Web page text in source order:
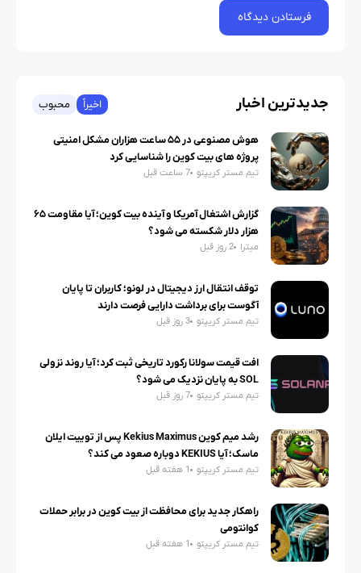
جدیدترین اخبار اخیراً محبوب
هوش مصنوعی در ۵۵ ساعت هزاران مشکل امنیتی
پروژه های بیت کوین را شناسایی کرد
تیم مستر کریپتو 7 ساعت قبل
گزارش اشتغال آمریکا و آینده بیت کوین؛ آیا مقاومت ۶۵
هزار دلار شکسته می شود؟
میترا 2 روز قبل
توقف انتقال ارز دیجیتال در لونو؛ کاربران تا پایان
آگوست برای برداشت دارایی فرصت دارند
تیم مستر کریپتو 3 روز قبل
افت قیمت سولانا رکورد تاریخی ثبت کرد؛ آیا روند نزولی
SOL به پایان نزدیک می شود؟
تیم مستر کریپتو 7 روز قبل
رشد میم کوین Kekius Maximus پس از توییت ایلان
ماسک؛ آیا KEKIUS دوباره صعود می کند؟
تیم مستر کریپتو 1 هفته قبل
راهکار جدید برای محافظت از بیت کوین در برابر حملات
کوانتومی
تیم مستر کریپتو 1 هفته قبل